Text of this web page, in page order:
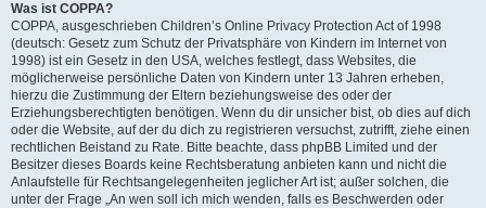
Was ist COPPA?
COPPA, ausgeschrieben Children’s Online Privacy Protection Act of 1998
(deutsch: Gesetz zum Schutz der Privatsphäre von Kindern im Internet von
1998) ist ein Gesetz in den USA, welches festlegt, dass Websites, die
möglicherweise persönliche Daten von Kindern unter 13 Jahren erheben,
hierzu die Zustimmung der Eltern beziehungsweise des oder der
Erziehungsberechtigten benötigen. Wenn du dir unsicher bist, ob dies auf dich
oder die Website, auf der du dich zu registrieren versuchst, zutrifft, ziehe einen
rechtlichen Beistand zu Rate. Bitte beachte, dass phpBB Limited und der
Besitzer dieses Boards keine Rechtsberatung anbieten kann und nicht die
Anlaufstelle für Rechtsangelegenheiten jeglicher Art ist; außer solchen, die
unter der Frage „An wen soll ich mich wenden, falls es Beschwerden oder